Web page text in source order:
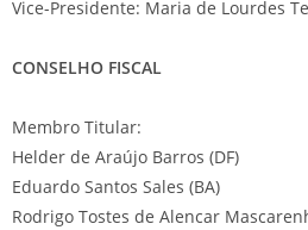
Vice-Presidente: Maria de Lourdes
CONSELHO FISCAL
Membro Titular:
Helder de Araújo Barros (DF)
Eduardo Santos Sales (BA)
Rodrigo Tostes de Alencar